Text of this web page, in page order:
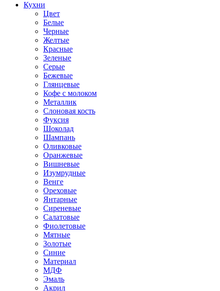
Кухни
Цвет
Белые
Черные
Желтые
Красные
Зеленые
Серые
Бежевые
Глянцевые
Кофе с молоком
Металлик
Слоновая кость
Фуксия
Шоколад
Шампань
Оливковые
Оранжевые
Вишневые
Изумрудные
Венге
Ореховые
Янтарные
Сиреневые
Салатовые
Фиолетовые
Мятные
Золотые
Синие
Материал
МДФ
Эмаль
Акрил